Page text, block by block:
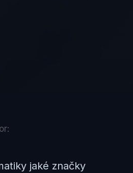
jaké značky